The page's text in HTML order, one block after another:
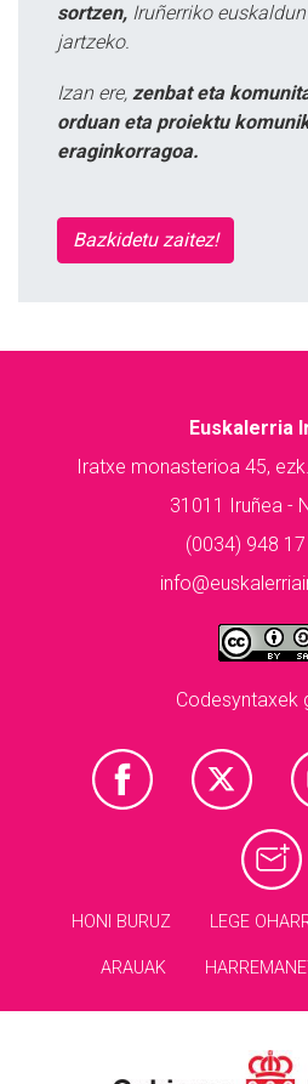
sortzen, Iruñerriko
jartzeko.
Izan ere, zenbat eta
orduan eta proiektu
eraginkorragoa.
Bazkidetu zaitez!
Euskalerria
Iratxe monasterioa 45,
31011 Iruñea -
(0034) 948 17
Codesyntaxek
HONI BURUZ LEGE
ARAUAK